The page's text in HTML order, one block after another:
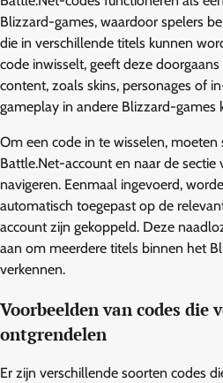
Blizzard-games, waardoor spelers
die in verschillende titels kunnen
code inwisselt, geeft deze
content, zoals skins, personages of
gameplay in andere Blizzard-games
Om een code in te wisselen,
Battle.Net-account en naar de
navigeren. Eenmaal ingevoerd,
automatisch toegepast op de
account zijn gekoppeld. Deze
aan om meerdere titels binnen het
verkennen.
Voorbeelden van codes die
ontgrendelen
Er zijn verschillende soorten codes